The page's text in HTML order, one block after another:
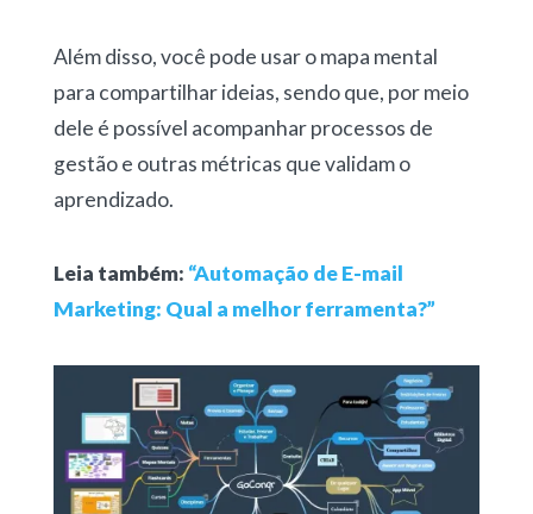
Além disso, você pode usar o mapa mental
para compartilhar ideias, sendo que, por meio
dele é possível acompanhar processos de
gestão e outras métricas que validam o
aprendizado.
Leia também: “Automação de E-mail
Marketing: Qual a melhor ferramenta?”